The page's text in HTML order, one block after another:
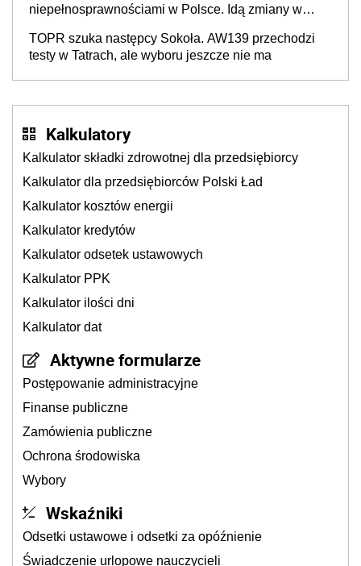
niepełnosprawnościami w Polsce. Idą zmiany w
TOPR szuka następcy Sokoła. AW139 przechodzi
testy w Tatrach, ale wyboru jeszcze nie ma
Kalkulatory
Kalkulator składki zdrowotnej dla przedsiębiorcy
Kalkulator dla przedsiębiorców Polski Ład
Kalkulator kosztów energii
Kalkulator kredytów
Kalkulator odsetek ustawowych
Kalkulator PPK
Kalkulator ilości dni
Kalkulator dat
Aktywne formularze
Postępowanie administracyjne
Finanse publiczne
Zamówienia publiczne
Ochrona środowiska
Wybory
Wskaźniki
Odsetki ustawowe i odsetki za opóźnienie
Świadczenie urlopowe nauczycieli